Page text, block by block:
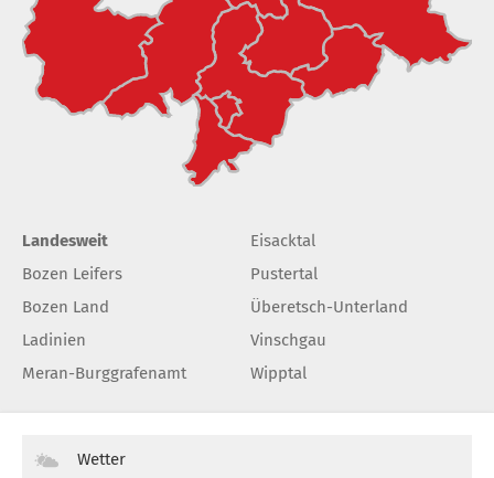
Landesweit
Bozen Leifers
Bozen Land
Ladinien
Meran-Burggrafenamt
Eisacktal
Pustertal
Überetsch-Unterland
Vinschgau
Wipptal
Wetter